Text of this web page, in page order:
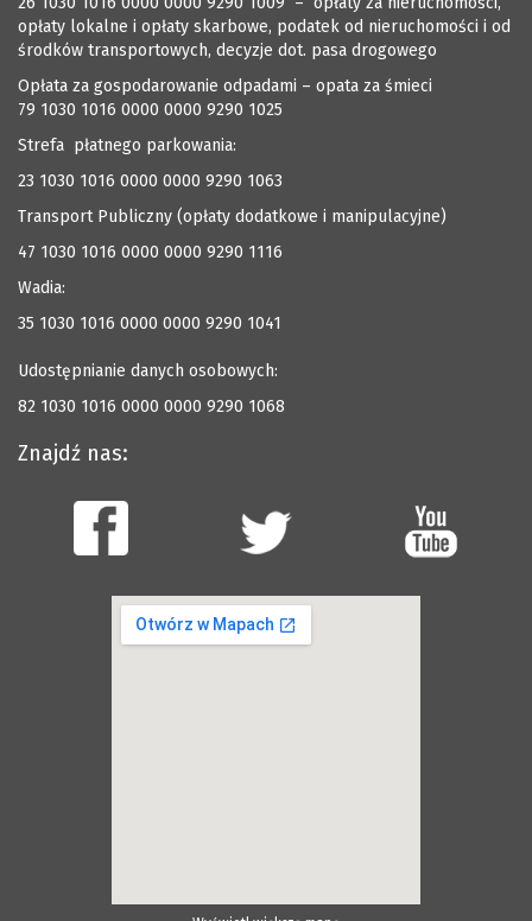
opłaty lokalne i opłaty skarbowe, podatek od nieruchomości i od
środków transportowych, decyzje dot. pasa drogowego
Opłata za gospodarowanie odpadami – opata za śmieci
79 1030 1016 0000 0000 9290 1025
Strefa płatnego parkowania:
23 1030 1016 0000 0000 9290 1063
Transport Publiczny (opłaty dodatkowe i manipulacyjne)
47 1030 1016 0000 0000 9290 1116
Wadia:
35 1030 1016 0000 0000 9290 1041
Udostępnianie danych osobowych:
82 1030 1016 0000 0000 9290 1068
Znajdź nas: